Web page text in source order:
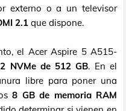
externo o a un televisor
2.1 que dispone.
el Acer Aspire 5 A515-
NVMe de 512 GB. En el
libre para poner una
8 GB de memoria RAM